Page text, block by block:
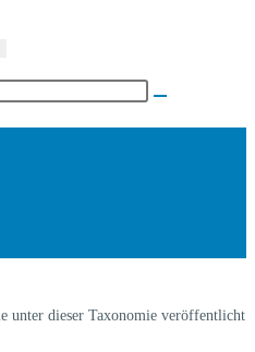
unter dieser Taxonomie veröffentlicht